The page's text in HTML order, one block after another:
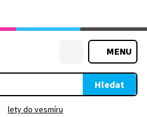
MENU
Hledat
lety do vesmíru